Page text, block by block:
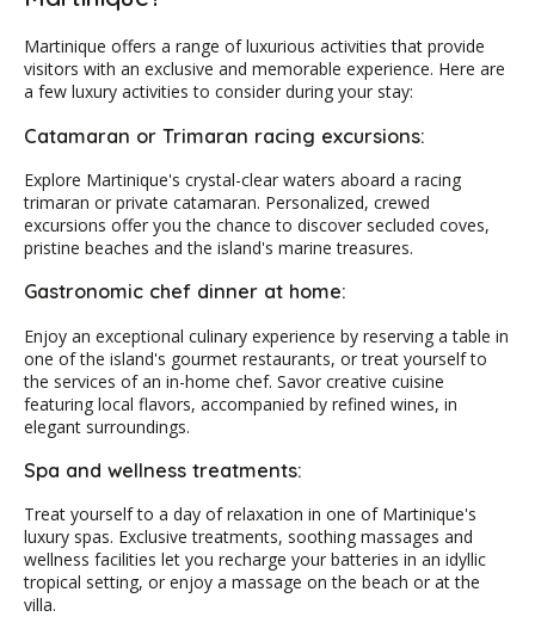
Martinique offers a range of luxurious activities that provide
visitors with an exclusive and memorable experience. Here are
a few luxury activities to consider during your stay:
Catamaran or Trimaran racing excursions:
Explore Martinique's crystal-clear waters aboard a racing
trimaran or private catamaran. Personalized, crewed
excursions offer you the chance to discover secluded coves,
pristine beaches and the island's marine treasures.
Gastronomic chef dinner at home:
Enjoy an exceptional culinary experience by reserving a table in
one of the island's gourmet restaurants, or treat yourself to
the services of an in-home chef. Savor creative cuisine
featuring local flavors, accompanied by refined wines, in
elegant surroundings.
Spa and wellness treatments:
Treat yourself to a day of relaxation in one of Martinique's
luxury spas. Exclusive treatments, soothing massages and
wellness facilities let you recharge your batteries in an idyllic
tropical setting, or enjoy a massage on the beach or at the
villa.